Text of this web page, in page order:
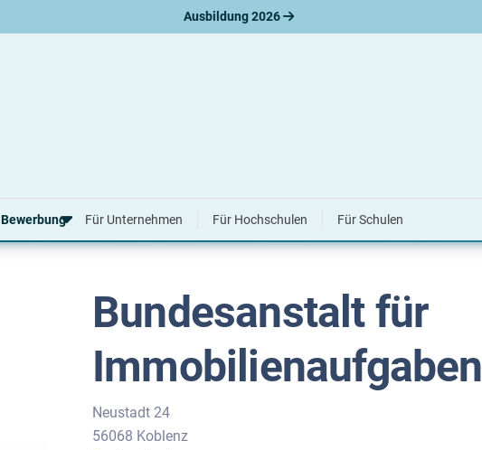
Ausbildung 2026
Bewerbung
Bewerbungsratgeber
Bewerbungs-Check
Für Unternehmen Für Hochschulen Für Schulen
Bundesanstalt für
Immobilienaufgaben
Neustadt 24
56068 Koblenz